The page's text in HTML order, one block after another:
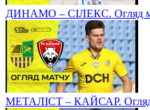
ДИНАМО – СІЛЕКС. Огляд
МЕТАЛІСТ – КАЙСАР. Огляд